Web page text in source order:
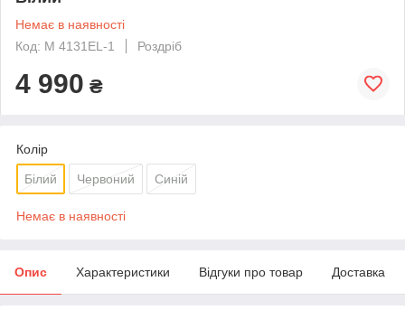
Немає в наявності
Код: M 4131EL-1
Роздріб
4 990 ₴
Колір
Білий Червоний Синій
Немає в наявності
Опис Характеристики Відгуки про товар Доставка